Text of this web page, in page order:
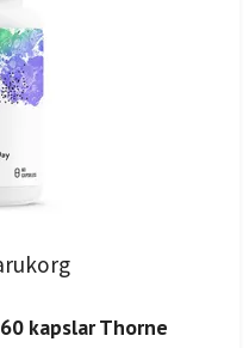
kapslar Thorne